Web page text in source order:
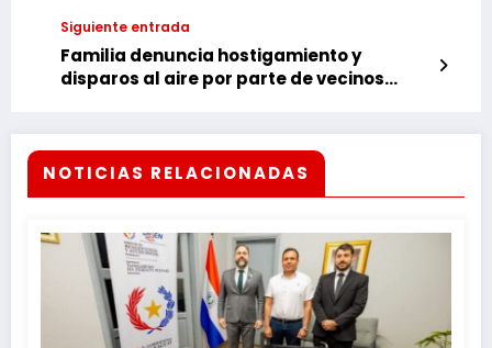
Siguiente entrada
Familia denuncia hostigamiento y
disparos al aire por parte de vecinos
NOTICIAS RELACIONADAS